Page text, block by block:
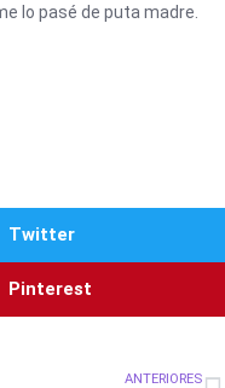
lo pasé de puta madre.
Twitter
Pinterest
ANTERIORES